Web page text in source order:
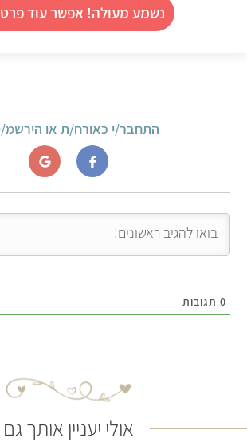
נשמע מעולה! אפשר עוד
התחבר/י כאורח/ת או
0 תגובות
אולי יעניין אותך גם